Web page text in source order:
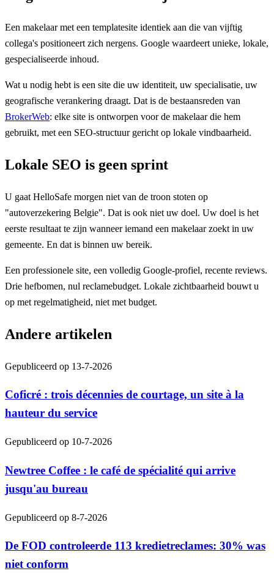
Een makelaar met een templatesite identiek aan die van vijftig
collega's positioneert zich nergens. Google waardeert unieke, lokale,
gespecialiseerde inhoud.
Wat u nodig hebt is een site die uw identiteit, uw specialisatie, uw
geografische verankering draagt. Dat is de bestaansreden van
BrokerWeb: elke site is ontworpen voor de makelaar die hem
gebruikt, met een SEO-structuur gericht op lokale vindbaarheid.
Lokale SEO is geen sprint
U gaat HelloSafe morgen niet van de troon stoten op
"autoverzekering Belgie". Dat is ook niet uw doel. Uw doel is het
eerste resultaat te zijn wanneer iemand een makelaar zoekt in uw
gemeente. En dat is binnen uw bereik.
Een professionele site, een volledig Google-profiel, recente reviews.
Drie hefbomen, nul reclamebudget. Lokale zichtbaarheid bouwt u
op met regelmatigheid, niet met budget.
Andere artikelen
Gepubliceerd op 13-7-2026
Coficré : trois décennies de courtage, un site à la
hauteur du service
Gepubliceerd op 10-7-2026
Newtree Coffee : le café de spécialité qui arrive
jusqu'au bureau
Gepubliceerd op 8-7-2026
De FOD controleerde 113 kredietreclames: 30% was
niet conform